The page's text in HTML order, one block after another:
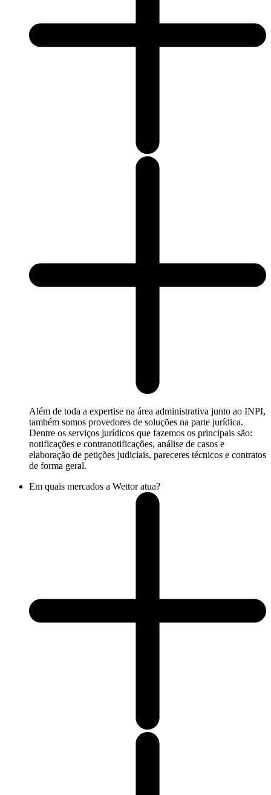
Além de toda a expertise na área administrativa junto ao INPI,
também somos provedores de soluções na parte jurídica.
Dentre os serviços jurídicos que fazemos os principais são:
notificações e contranotificações, análise de casos e
elaboração de petições judiciais, pareceres técnicos e contratos
de forma geral.
Em quais mercados a Wettor atua?